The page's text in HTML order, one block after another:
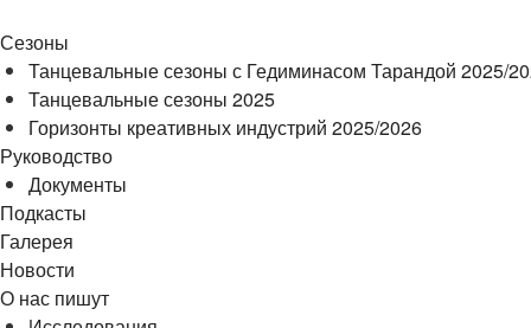
Сезоны
Танцевальные сезоны с Гедиминасом Тарандой 2025/
Танцевальные сезоны 2025
Горизонты креативных индустрий 2025/2026
Руководство
Документы
Подкасты
Галерея
Новости
О нас пишут